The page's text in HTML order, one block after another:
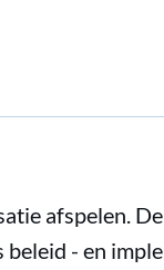
afspelen.
beleid - en